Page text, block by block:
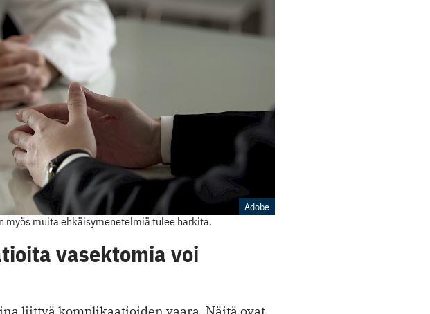
Adobe
myös muita ehkäisymenetelmiä tulee harkita.
vasektomia voi